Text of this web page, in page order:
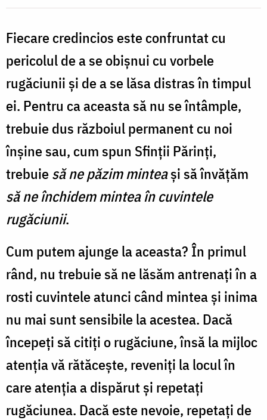
Foto:
Nechifor
Fiecare credincios este confruntat cu
pericolul de a se obişnui cu vorbele
rugăciunii şi de a se lăsa distras în timpul
ei. Pentru ca aceasta să nu se întâmple,
trebuie dus războiul permanent cu noi
înşine sau, cum spun Sfinţii Părinţi,
trebuiesă ne păzim minteaşi să învăţăm
să ne închidem mintea în cuvintele
rugăciunii.
Cum putem ajunge la aceasta? În primul
rând, nu trebuie să ne lăsăm antrenaţi în a
rosti cuvintele atunci când mintea şi inima
nu mai sunt sensibile la acestea. Dacă
începeţi să citiţi o rugăciune, însă la mijloc
atenţia vă rătăceşte, reveniţi la locul în
care atenţia a dispărut şi repetaţi
rugăciunea. Dacă este nevoie, repetaţi de